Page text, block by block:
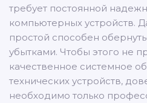
требует постоянной
компьютерных устройств.
простой способен
убытками. Чтобы этого не
качественное системное
технических устройств,
необходимо только